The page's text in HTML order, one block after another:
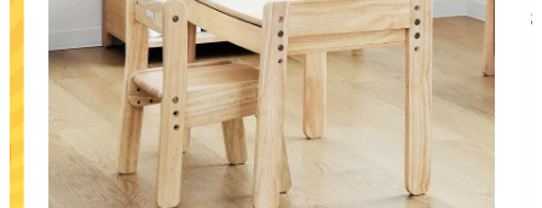
最短発送 冷感ラグ 冷感寝具 ワークデスク ウィルトンラ